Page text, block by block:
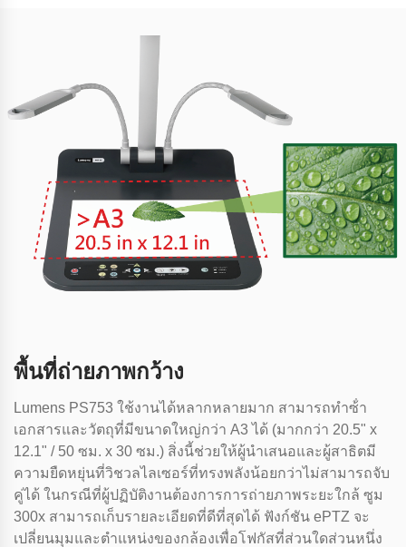
พื้นที่ถ่ายภาพกว้าง
Lumens PS753 ใช้งานได้หลากหลายมาก สามารถทําซ้ํา
เอกสารและวัตถุที่มีขนาดใหญ่กว่า A3 ได้ (มากกว่า 20.5" x
12.1" / 50 ซม. x 30 ซม.) สิ่งนี้ช่วยให้ผู้นําเสนอและผู้สาธิตมี
ความยืดหยุ่นที่วิชวลไลเซอร์ที่ทรงพลังน้อยกว่าไม่สามารถจับ
คู่ได้ ในกรณีที่ผู้ปฏิบัติงานต้องการการถ่ายภาพระยะใกล้ ซูม
300x สามารถเก็บรายละเอียดที่ดีที่สุดได้ ฟังก์ชัน ePTZ จะ
เปลี่ยนมุมและตําแหน่งของกล้องเพื่อโฟกัสที่ส่วนใดส่วนหนึ่ง